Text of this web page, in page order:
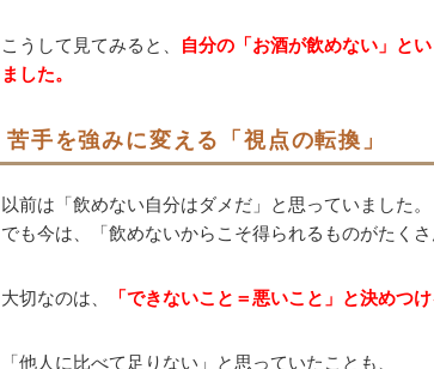
こうして見てみると、 自分の「お酒が飲めない」と
ました。
苦手を強みに変える「視点の転換」
以前は「飲めない自分はダメだ」と思っていました。
でも今は、「飲めないからこそ得られるものがたくさ
大切なのは、 「できないこと＝悪いこと」と決めつ
「他人に比べて足りない」と思っていたことも、